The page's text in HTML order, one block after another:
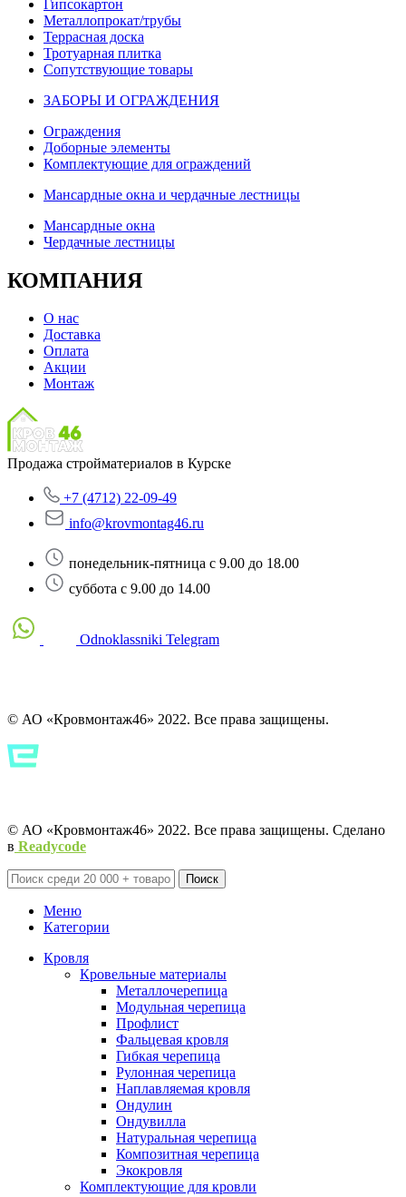
Гипсокартон
Металлопрокат/трубы
Террасная доска
Тротуарная плитка
Сопутствующие товары
ЗАБОРЫ И ОГРАЖДЕНИЯ
Ограждения
Доборные элементы
Комплектующие для ограждений
Мансардные окна и чердачные лестницы
Мансардные окна
Чердачные лестницы
КОМПАНИЯ
О нас
Доставка
Оплата
Акции
Монтаж
Продажа стройматериалов в Курске
+7 (4712) 22-09-49
info@krovmontag46.ru
понедельник-пятница с 9.00 до 18.00
суббота с 9.00 до 14.00
Odnoklassniki Telegram
© АО «Кровмонтаж46» 2022. Все права защищены.
© АО «Кровмонтаж46» 2022. Все права защищены. Сделано
в Readycode
Поиск
Меню
Категории
Кровля
Кровельные материалы
Металлочерепица
Модульная черепица
Профлист
Фальцевая кровля
Гибкая черепица
Рулонная черепица
Наплавляемая кровля
Ондулин
Ондувилла
Натуральная черепица
Композитная черепица
Экокровля
Комплектующие для кровли